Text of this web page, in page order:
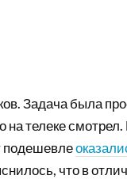
Задача была
телеке
подешевле
что в